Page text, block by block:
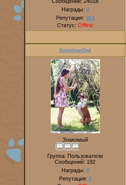
Награды: 0
Репутация: 363
Статус: Offline
SunshineOwl
Знакомый
Группа: Пользователи
Сообщений: 192
Награды: 0
Репутация: 8